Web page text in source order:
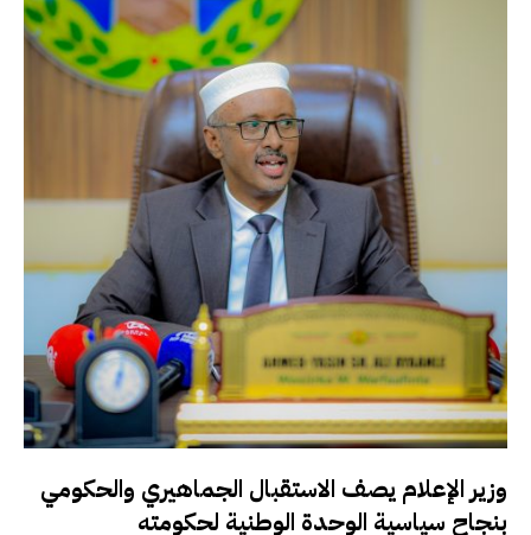
وزير الإعلام يصف الاستقبال الجماهيري والحكومي
بنجاح سياسية الوحدة الوطنية لحكومته